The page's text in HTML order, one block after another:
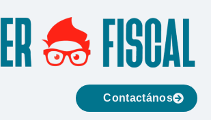
Contactános